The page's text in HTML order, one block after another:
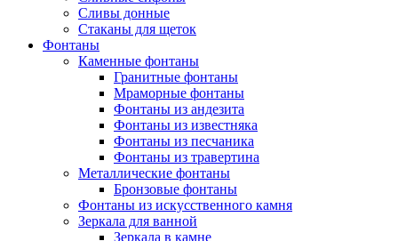
Сливы донные
Стаканы для щеток
Фонтаны
Каменные фонтаны
Гранитные фонтаны
Мраморные фонтаны
Фонтаны из андезита
Фонтаны из известняка
Фонтаны из песчаника
Фонтаны из травертина
Металлические фонтаны
Бронзовые фонтаны
Фонтаны из искусственного камня
Зеркала для ванной
Зеркала в камне